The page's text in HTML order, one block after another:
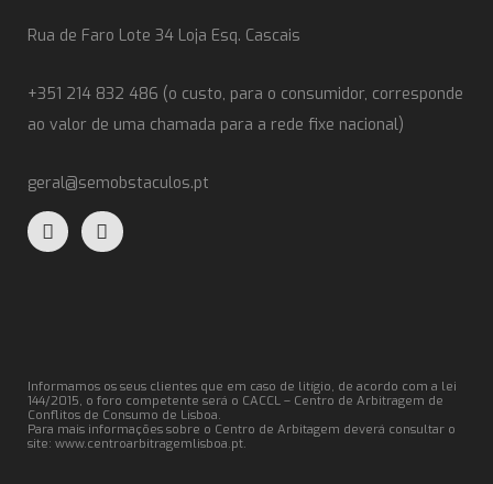
Rua de Faro Lote 34 Loja Esq. Cascais
+351 214 832 486 (o custo, para o consumidor, corresponde
ao valor de uma chamada para a rede fixe nacional)
geral@semobstaculos.pt
Informamos os seus clientes que em caso de litígio, de acordo com a lei
144/2015, o foro competente será o CACCL – Centro de Arbitragem de
Conflitos de Consumo de Lisboa.
Para mais informações sobre o Centro de Arbitagem deverá consultar o
site: www.centroarbitragemlisboa.pt.